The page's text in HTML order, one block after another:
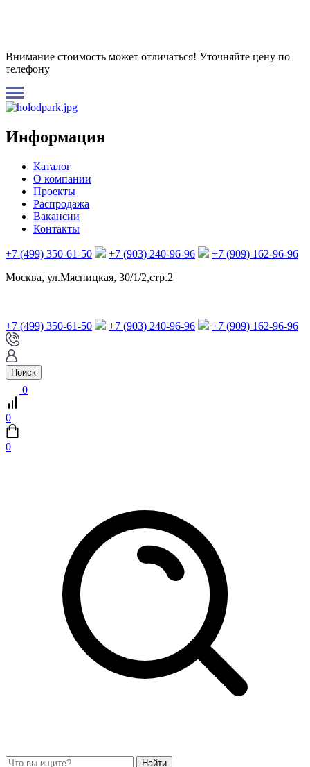
Внимание стоимость может отличаться! Уточняйте цену по
телефону
Информация
Каталог
О компании
Проекты
Распродажа
Вакансии
Контакты
+7 (499) 350-61-50 +7 (903) 240-96-96
+7 (909) 162-96-96
Москва, ул.Мясницкая, 30/1/2,стр.2
+7 (499) 350-61-50 +7 (903) 240-96-96 +7 (909) 162-96-96
Поиск
0
0
0